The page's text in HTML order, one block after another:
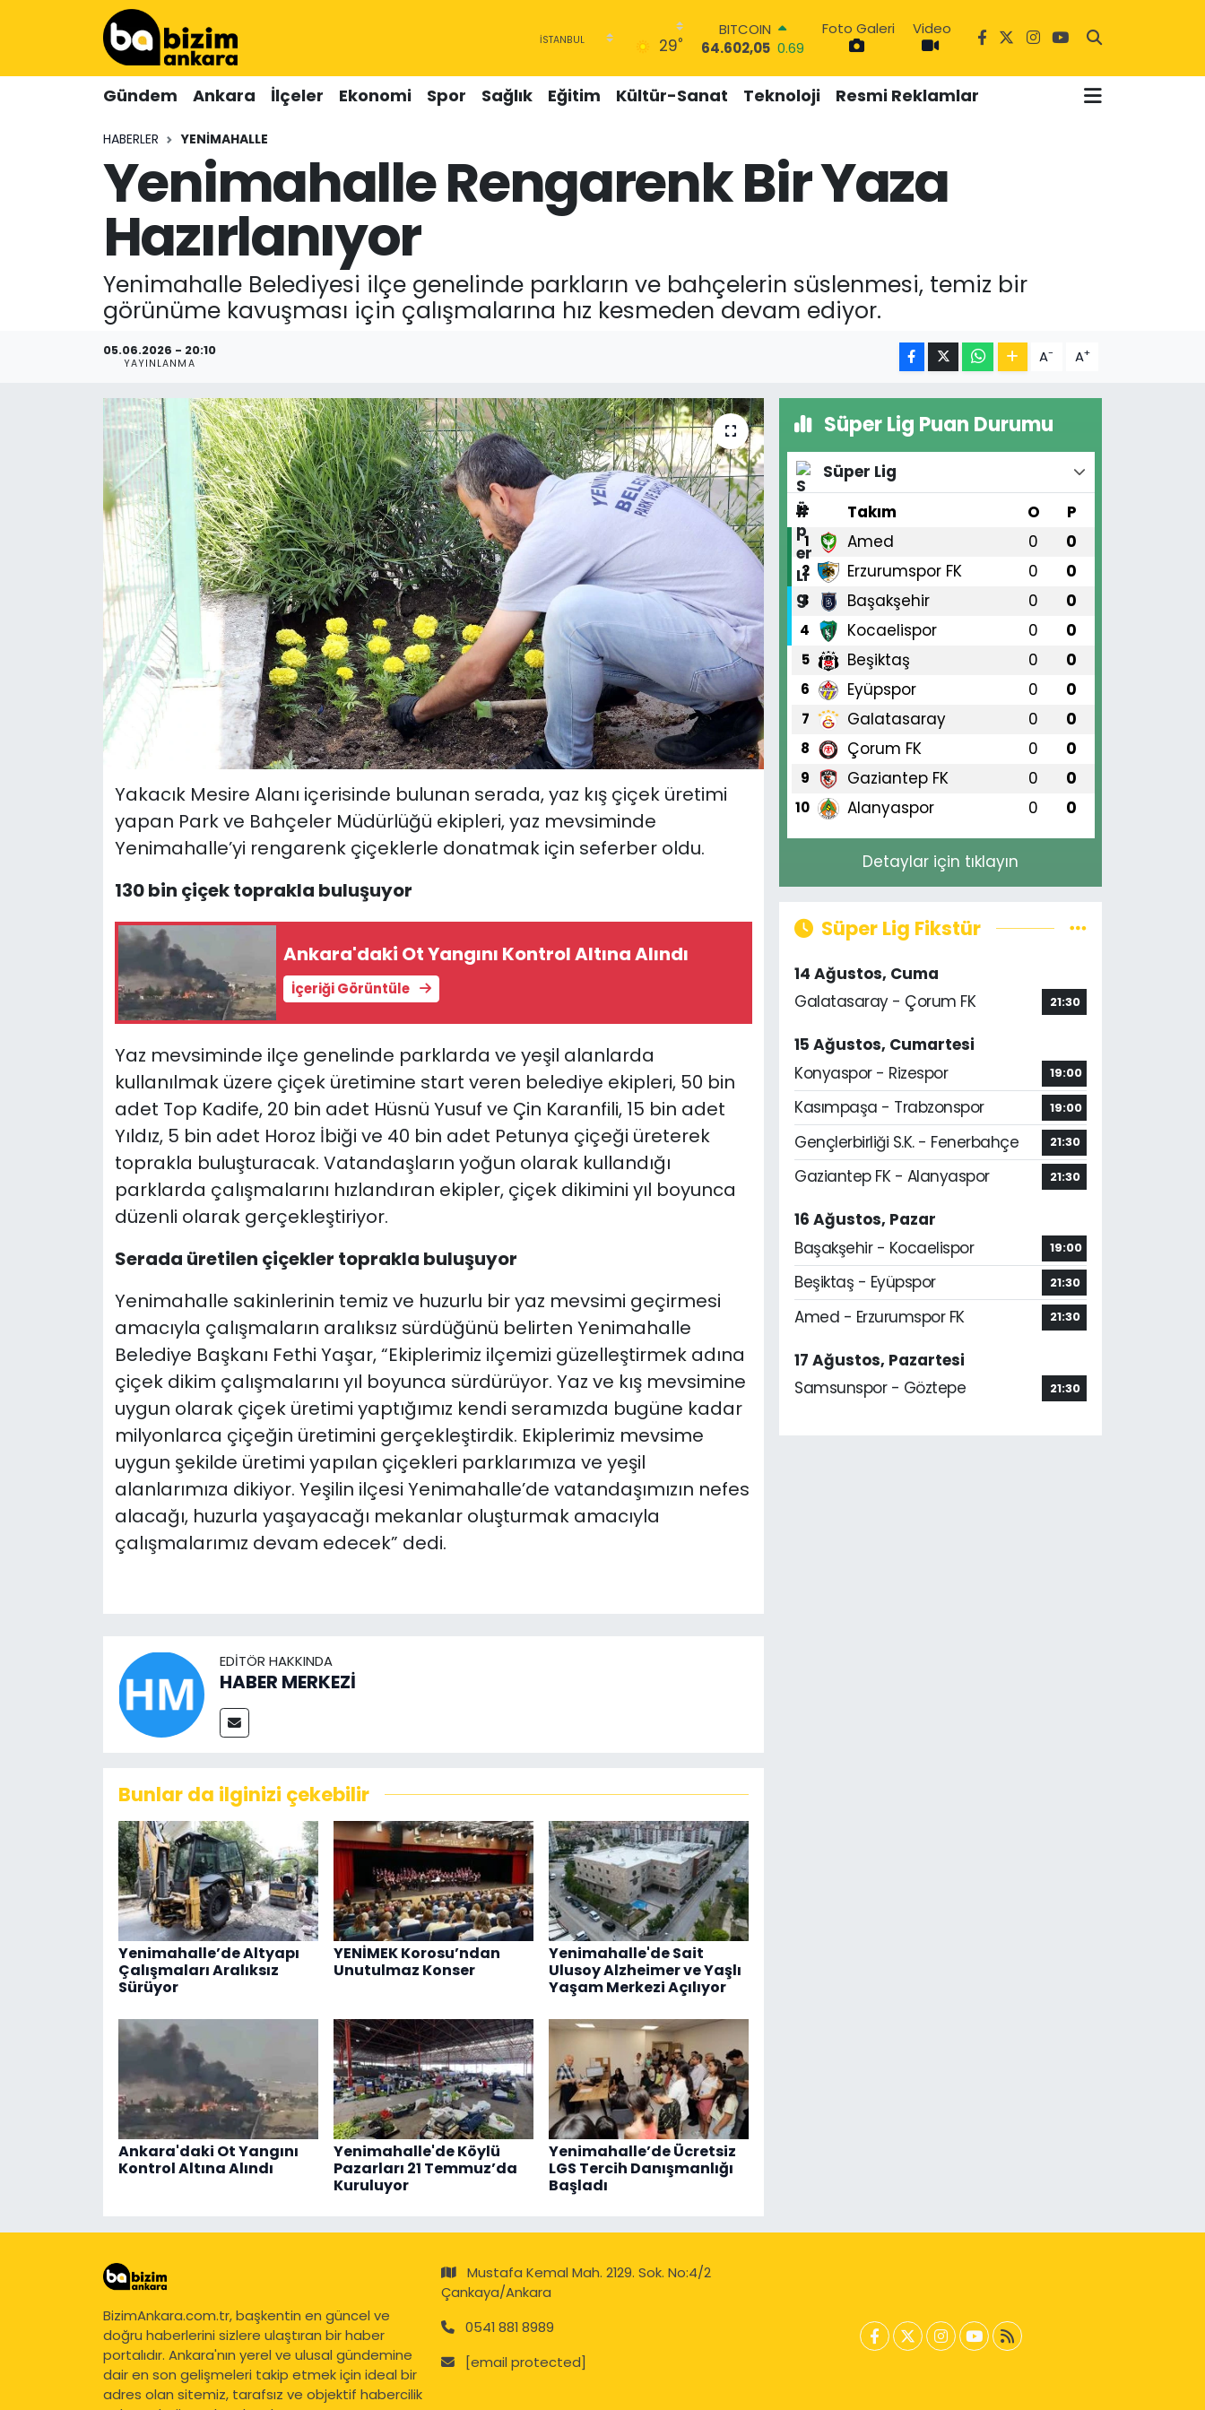
29°
BITCOIN
64.602,05 0.69
47,5986
0.06
EURO
64,2438 0.21
GRAM ALTIN
6518.23 0.39
Foto Galeri Video
Gündem Ankara İlçeler Ekonomi Spor Sağlık Eğitim Kültür-Sanat Teknoloji Resmi Reklamlar
HABERLER YENIMAHALLE
Yenimahalle Rengarenk Bir Yaza
Hazırlanıyor
Yenimahalle Belediyesi ilçe genelinde parkların ve bahçelerin süslenmesi, temiz bir
görünüme kavuşması için çalışmalarına hız kesmeden devam ediyor.
05.06.2026 - 20:10
YAYINLANMA A- A+
Yakacık Mesire Alanı içerisinde bulunan serada, yaz kış çiçek üretimi
yapan Park ve Bahçeler Müdürlüğü ekipleri, yaz mevsiminde
Yenimahalle’yi rengarenk çiçeklerle donatmak için seferber oldu.
130 bin çiçek toprakla buluşuyor
Ankara'daki Ot Yangını Kontrol Altına Alındı
İçeriği Görüntüle
Yaz mevsiminde ilçe genelinde parklarda ve yeşil alanlarda
kullanılmak üzere çiçek üretimine start veren belediye ekipleri, 50 bin
adet Top Kadife, 20 bin adet Hüsnü Yusuf ve Çin Karanfili, 15 bin adet
Yıldız, 5 bin adet Horoz İbiği ve 40 bin adet Petunya çiçeği üreterek
toprakla buluşturacak. Vatandaşların yoğun olarak kullandığı
parklarda çalışmalarını hızlandıran ekipler, çiçek dikimini yıl boyunca
düzenli olarak gerçekleştiriyor.
Serada üretilen çiçekler toprakla buluşuyor
Yenimahalle sakinlerinin temiz ve huzurlu bir yaz mevsimi geçirmesi
amacıyla çalışmaların aralıksız sürdüğünü belirten Yenimahalle
Belediye Başkanı Fethi Yaşar, “Ekiplerimiz ilçemizi güzelleştirmek adına
çiçek dikim çalışmalarını yıl boyunca sürdürüyor. Yaz ve kış mevsimine
uygun olarak çiçek üretimi yaptığımız kendi seramızda bugüne kadar
milyonlarca çiçeğin üretimini gerçekleştirdik. Ekiplerimiz mevsime
uygun şekilde üretimi yapılan çiçekleri parklarımıza ve yeşil
alanlarımıza dikiyor. Yeşilin ilçesi Yenimahalle’de vatandaşımızın nefes
alacağı, huzurla yaşayacağı mekanlar oluşturmak amacıyla
çalışmalarımız devam edecek” dedi.
EDITÖR HAKKINDA
HABER MERKEZİ
Bunlar da ilginizi çekebilir
Yenimahalle’de Altyapı
Çalışmaları Aralıksız
Sürüyor
YENİMEK Korosu’ndan
Unutulmaz Konser
Yenimahalle'de Sait
Ulusoy Alzheimer ve Yaşlı
Yaşam Merkezi Açılıyor
Ankara'daki Ot Yangını
Kontrol Altına Alındı
Yenimahalle'de Köylü
Pazarları 21 Temmuz’da
Kuruluyor
Yenimahalle’de Ücretsiz
LGS Tercih Danışmanlığı
Başladı
Süper Lig Puan Durumu
Süper Lig
#
Takım O P
1 Amed 0 0
2 Erzurumspor FK 0 0
3 Başakşehir 0 0
4 Kocaelispor 0 0
5 Beşiktaş 0 0
6 Eyüpspor 0 0
7 Galatasaray 0 0
8 Çorum FK 0 0
9 Gaziantep FK 0 0
10 Alanyaspor 0 0
Detaylar için tıklayın
Süper Lig Fikstür
14 Ağustos, Cuma
Galatasaray - Çorum FK
21:30
15 Ağustos, Cumartesi
Konyaspor - Rizespor
19:00
Kasımpaşa - Trabzonspor 19:00
Gençlerbirliği S.K. - Fenerbahçe 21:30
Gaziantep FK - Alanyaspor 21:30
16 Ağustos, Pazar
Başakşehir - Kocaelispor
19:00
Beşiktaş - Eyüpspor 21:30
Amed - Erzurumspor FK 21:30
17 Ağustos, Pazartesi
Samsunspor - Göztepe
21:30
BizimAnkara.com.tr, başkentin en güncel ve
doğru haberlerini sizlere ulaştıran bir haber
portalıdır. Ankara'nın yerel ve ulusal gündemine
dair en son gelişmeleri takip etmek için ideal bir
adres olan sitemiz, tarafsız ve objektif habercilik
Mustafa Kemal Mah. 2129. Sok. No:4/2
Çankaya/Ankara
0541 881 8989
[email protected]
Hava Durumu
Süper Lig Puan Durumu ve Fikstür
Tüm Manşetler
Son Dakika Haberleri
Haber Arşivi